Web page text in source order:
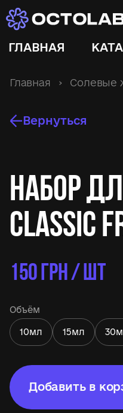
ГЛАВНАЯ
Главная › Солевые
Вернуться
Набор
Classic
150ГРН / ШТ
Объём
10мл 15мл
Добавить в